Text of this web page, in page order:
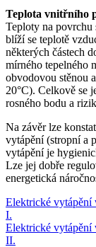
Teplota vnitřního
Teploty na povrchu
blíží se teplotě
některých částech
mírného tepelného
obvodovou stěnou
20°C). Celkově se
rosného bodu a
Na závěr lze
vytápění (stropní a
vytápění je
Lze jej dobře
energetická
Elektrické vytápění
I.
Elektrické vytápění
II.